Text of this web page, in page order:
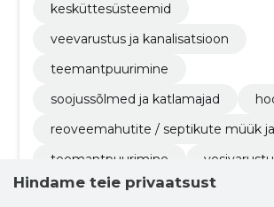
kesküttesüsteemid
veevarustus ja kanalisatsioon
teemantpuurimine
soojussõlmed ja katlamajad
reoveemahutite / septikute müük
teemantpuurimine
kanlisatsiooni torustik
Hindame teie privaatsust